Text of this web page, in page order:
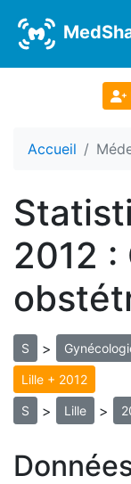
Accueil
2012
S >
Lille + 2012
S > Lille >